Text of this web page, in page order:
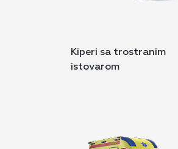
Kiperi sa trostranim
istovarom